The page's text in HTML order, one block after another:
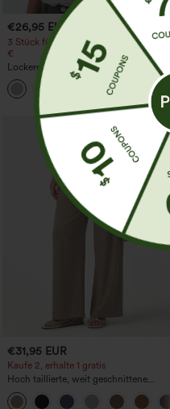
€26,95 EUR
3 Stück für 52,62 €, 6 Stück für 105,24
€
Lockeres Casual-Top mit
Rundhalsausschnitt und
Fledermausärmeln
€31,95 EUR
Kaufe 2, erhalte 1 gratis
Hoch taillierte, weit geschnittene
Freizeithose aus Leinenmischung mit
Kordelzug und Taschen